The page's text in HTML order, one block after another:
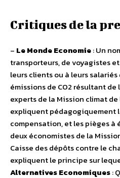
Critiques de la
– Le Monde Economie: Un
transporteurs, de voyagistes
leurs clients ou à leurs
émissions de CO2 résultant
experts de la Mission climat
expliquent pédagogiquement
compensation, et les pièges à
deux économistes de la
Caisse des dépôts contre le
expliquent le principe sur
Alternatives Economiques: